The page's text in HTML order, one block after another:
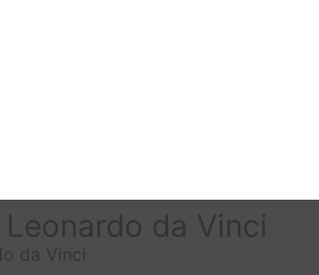
da Vinci
da Vinci